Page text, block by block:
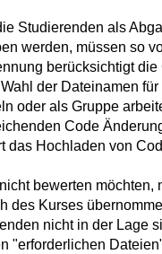
Studierenden als
werden, müssen so
berücksichtigt
der Dateinamen
oder als Gruppe
Code
das Hochladen von
bewerten möchten,
des Kurses
nicht in der Lage
"erforderlichen